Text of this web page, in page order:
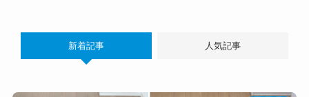
新着記事 人気記事